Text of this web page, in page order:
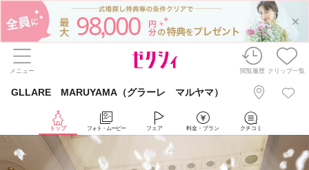
98,000
メニュー 閲覧履歴 クリップ一覧
GLLARE MARUYAMA（グラーレ マルヤマ）
トップ フォト・ムービー フェア 料金・プラン クチコミ